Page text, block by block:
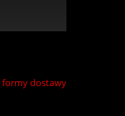
formy dostawy